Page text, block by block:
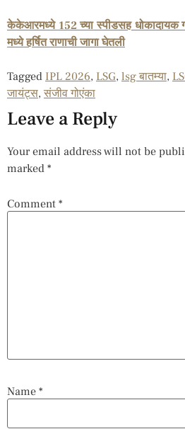
केकेआरमध्ये 152 च्या स्पीडसह धोकादायक
मध्ये हर्षित राणाची जागा घेतली
Tagged IPL 2026, LSG, lsg बातम्या,
जायंट्स, संजीव गोएंका
Leave a Reply
Your email address will not be
marked *
Comment *
Name *